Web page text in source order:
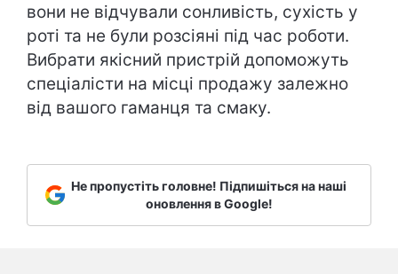
вони не відчували сонливість, сухість у
роті та не були розсіяні під час роботи.
Вибрати якісний пристрій допоможуть
спеціалісти на місці продажу залежно
від вашого гаманця та смаку.
Не пропустіть головне! Підпишіться на наші
оновлення в Google!